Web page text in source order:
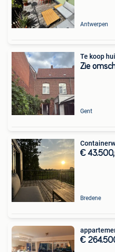
Antwerpen
Te koop
Zie
Gent
€
Bredene
€